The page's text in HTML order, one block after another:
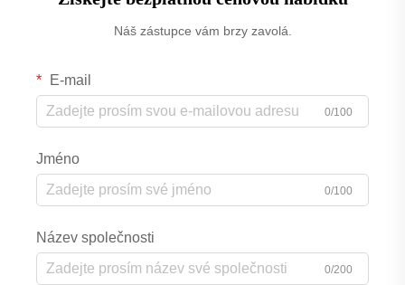
Náš zástupce vám brzy zavolá.
E-mail
0/100
Jméno
0/100
Název společnosti
0/200